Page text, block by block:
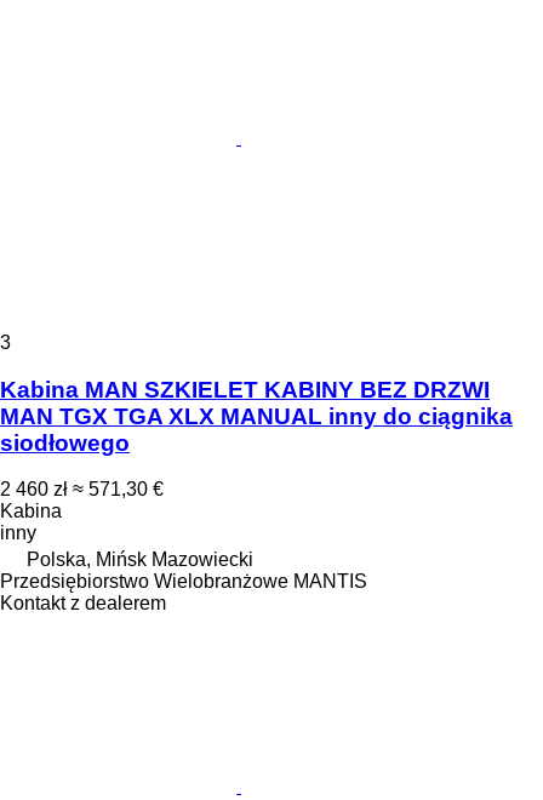
3
Kabina MAN SZKIELET KABINY BEZ DRZWI
MAN TGX TGA XLX MANUAL inny do ciągnika
siodłowego
2 460 zł ≈ 571,30 €
Kabina
inny
Polska, Mińsk Mazowiecki
Przedsiębiorstwo Wielobranżowe MANTIS
Kontakt z dealerem